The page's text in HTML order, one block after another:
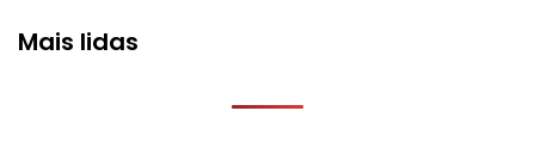
Mais lidas